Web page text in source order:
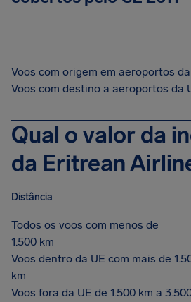
Voos com origem em aeroportos da
Voos com destino a aeroportos da
Qual o valor da
da Eritrean
Distância
Todos os voos com menos de
1.500 km
Voos dentro da UE com mais de
km
Voos fora da UE de 1.500 km a